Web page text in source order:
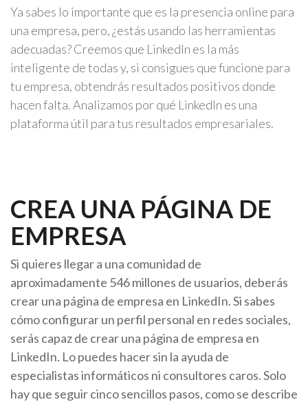
Ya sabes lo importante que es la presencia online para
una empresa, pero, ¿estás usando las herramientas
adecuadas? Creemos que LinkedIn es la más
inteligente de todas y, si consigues que funcione para
tu empresa, obtendrás resultados positivos donde
hacen falta. Analizamos por qué LinkedIn es una
plataforma útil para tus resultados empresariales.
CREA UNA PÁGINA DE
EMPRESA
Si quieres llegar a una comunidad de
aproximadamente 546 millones de usuarios, deberás
crear una página de empresa en LinkedIn. Si sabes
cómo configurar un perfil personal en redes sociales,
serás capaz de crear una página de empresa en
LinkedIn. Lo puedes hacer sin la ayuda de
especialistas informáticos ni consultores caros. Solo
hay que seguir cinco sencillos pasos, como se describe